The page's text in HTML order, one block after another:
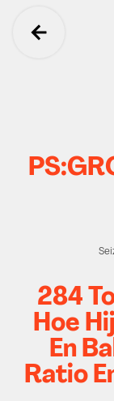
Ga
284
Hoe
En
Ratio